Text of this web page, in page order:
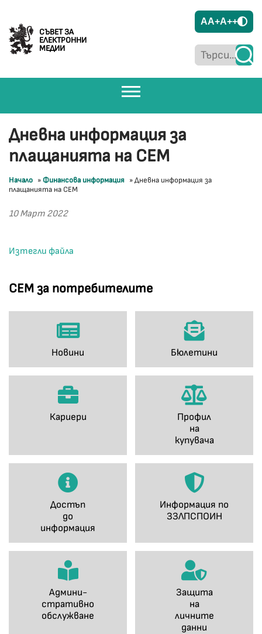
СЪВЕТ ЗА
ЕЛЕКТРОННИ
МЕДИИ
AA+A++
СЕМ за потребителите
Новини Бюлетини
Кариери
Профил
на
купувача
Достъп
до
информация
Информация по
ЗЗЛПСПОИН
Админи-
стративно
обслужване
Защита
на
личните
данни
Дневна информация за
плащанията на СЕМ
Начало » Финансова информация »Дневна информация за
плащанията на СЕМ
10 Март 2022
Изтегли файла